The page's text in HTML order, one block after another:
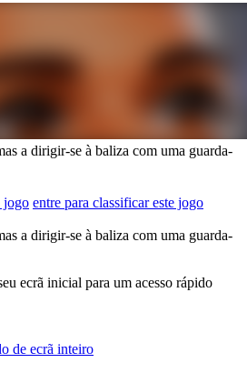
jogo entre para classificar este jogo
ecrã inicial para um acesso rápido
de ecrã inteiro